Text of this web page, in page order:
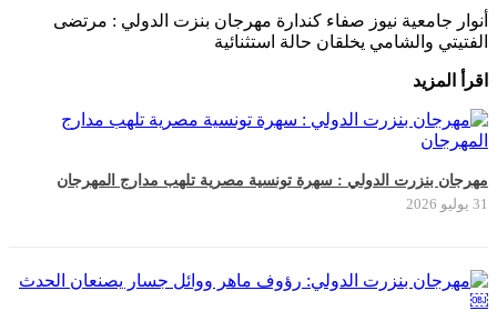
أنوار جامعية نيوز صفاء كندارة مهرجان بنزت الدولي : مرتضى
الفتيتي والشامي يخلقان حالة استثنائية
اقرأ المزيد
مهرجان بنزرت الدولي : سهرة تونسية مصرية تلهب مدارج المهرجان
31 يوليو 2026